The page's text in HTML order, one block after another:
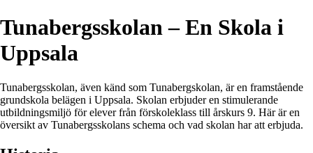
Tunabergsskolan – En Skola i
Uppsala
Tunabergsskolan, även känd som Tunabergskolan, är en framstående
grundskola belägen i Uppsala. Skolan erbjuder en stimulerande
utbildningsmiljö för elever från förskoleklass till årskurs 9. Här är en
översikt av Tunabergsskolans schema och vad skolan har att erbjuda.